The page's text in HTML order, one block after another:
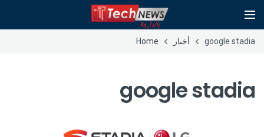
google stadia أخبار Home
google stadia